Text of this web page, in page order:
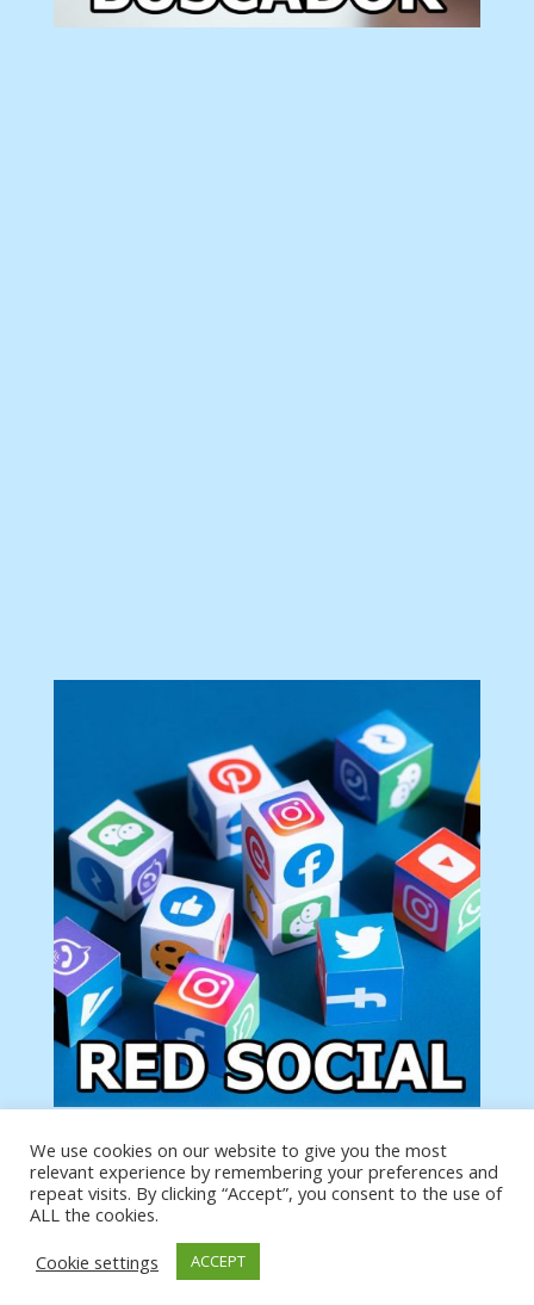
Tu anuncio va aquí
Podemos poner tu anuncio aquí con un link de tu
producto o página
We use cookies on our website to give you the most
relevant experience by remembering your preferences and
repeat visits. By clicking “Accept”, you consent to the use of
ALL the cookies.
Cookie settings
ACCEPT
https://analytics.google.com/analytics/web/?